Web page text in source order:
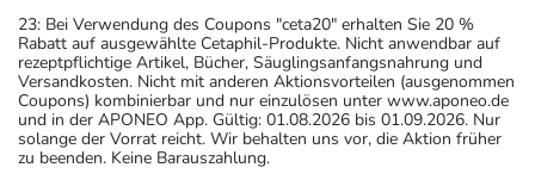
23: Bei Verwendung des Coupons "ceta20" erhalten Sie 20 %
Rabatt auf ausgewählte Cetaphil-Produkte. Nicht anwendbar auf
rezeptpflichtige Artikel, Bücher, Säuglingsanfangsnahrung und
Versandkosten. Nicht mit anderen Aktionsvorteilen (ausgenommen
Coupons) kombinierbar und nur einzulösen unter www.aponeo.de
und in der APONEO App. Gültig: 01.08.2026 bis 01.09.2026. Nur
solange der Vorrat reicht. Wir behalten uns vor, die Aktion früher
zu beenden. Keine Barauszahlung.